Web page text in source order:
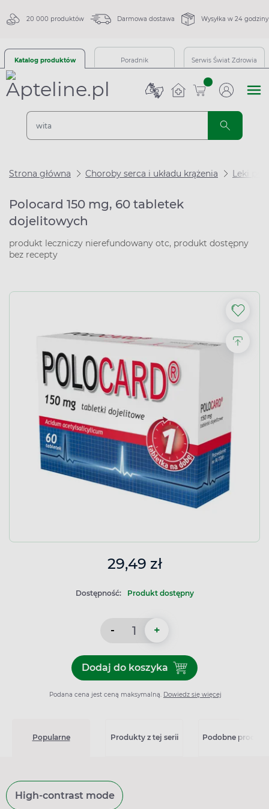
20 000 produktów Darmowa dostawa Wysyłka w 24 godziny
Katalog produktów Poradnik Serwis Świat Zdrowia
sztuk
Strona główna Choroby serca i układu krążenia Leki
Polocard 150 mg, 60 tabletek
dojelitowych
produkt leczniczy nierefundowany otc, produkt dostępny
bez recepty
29,49 zł
Dostępność: Produkt dostępny
- +
Dodaj do koszykaDodaj do koszyka
Podana cena jest ceną maksymalną. Dowiedz się więcej
Popularne Produkty z tej serii Podobne
High-contrast mode